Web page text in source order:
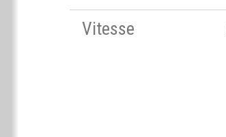
Vitesse